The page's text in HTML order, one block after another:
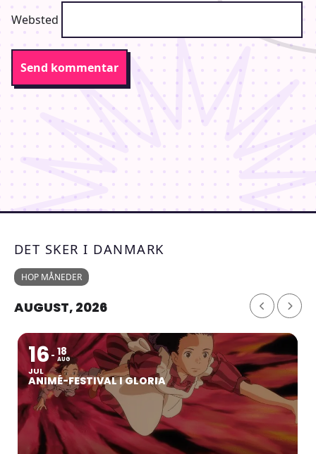
Websted
DET SKER I DANMARK
HOP MÅNEDER
AUGUST, 2026
16
JUL
18
AUG
ANIMÉ-FESTIVAL I GLORIA